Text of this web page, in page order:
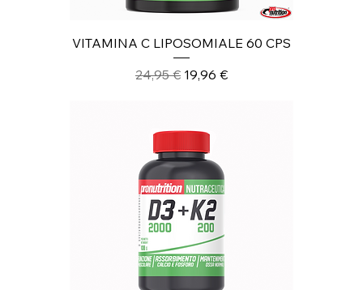
VITAMINA C LIPOSOMIALE 60 CPS
Prezzo regolare
24,95 € Prezzo scontato
19,96 €